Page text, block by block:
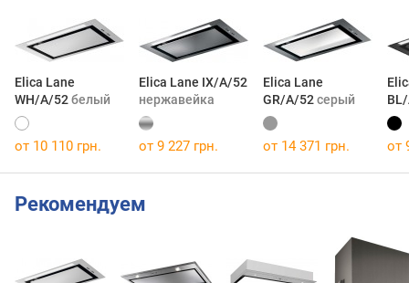
Elica Lane
WH/A/52белый
Elica Lane IX/A/52
нержавейка
Elica Lane
GR/A/52серый
от 10 110 грн. от 9 227 грн. от 14 371 грн. от
Рекомендуем